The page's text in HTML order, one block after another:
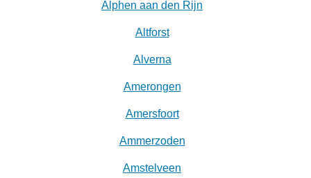
Alphen aan den Rijn
Altforst
Alverna
Amerongen
Amersfoort
Ammerzoden
Amstelveen